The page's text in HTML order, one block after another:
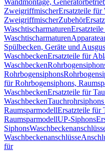
Wandmontage,
ZweigriffmischerErsatzteile für
ZweigriffmischerZubehör
Waschtischarmaturen
Waschtischarmaturen
Spülbecken, Geräte und
WaschbeckenErsatzteile für
Waschbecken
Rohrbogensiphons
für Rohrbogensiphons,
WaschbeckenErsatzteile für
Waschbecken
RaumsparmodellErsatzteile für
RaumsparmodellUP-Siphons
Siphons
Waschbeckenanschlüsse
für